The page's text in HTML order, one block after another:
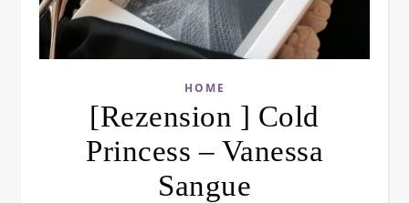
HOME
[Rezension ] Cold
Princess – Vanessa
Sangue